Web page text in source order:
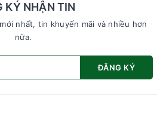
KÝ NHẬN TIN
nhất, tin khuyến mãi và nhiều hơn
nữa.
ĐĂNG KÝ